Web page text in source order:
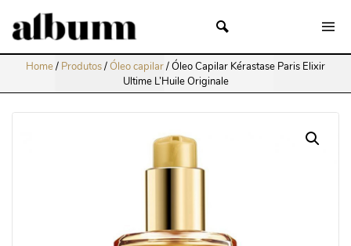
Home/ Produtos/Óleo capilar/Óleo Capilar Kérastase Paris Elixir
Ultime L’Huile Originale